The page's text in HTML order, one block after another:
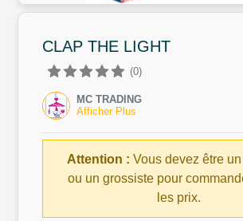
CLAP THE LIGHT
(0)
MC TRADING
Afficher Plus
Attention : Vous devez être
ou un grossiste pour
les prix.